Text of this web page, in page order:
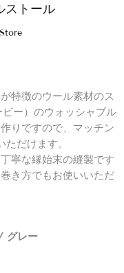
ストール
特徴のウール素材のス
ー）のウォッシャブル
りですので、マッチン
だけます。
寧な縁始末の縫製です
き方でもお使いいただ
グレー